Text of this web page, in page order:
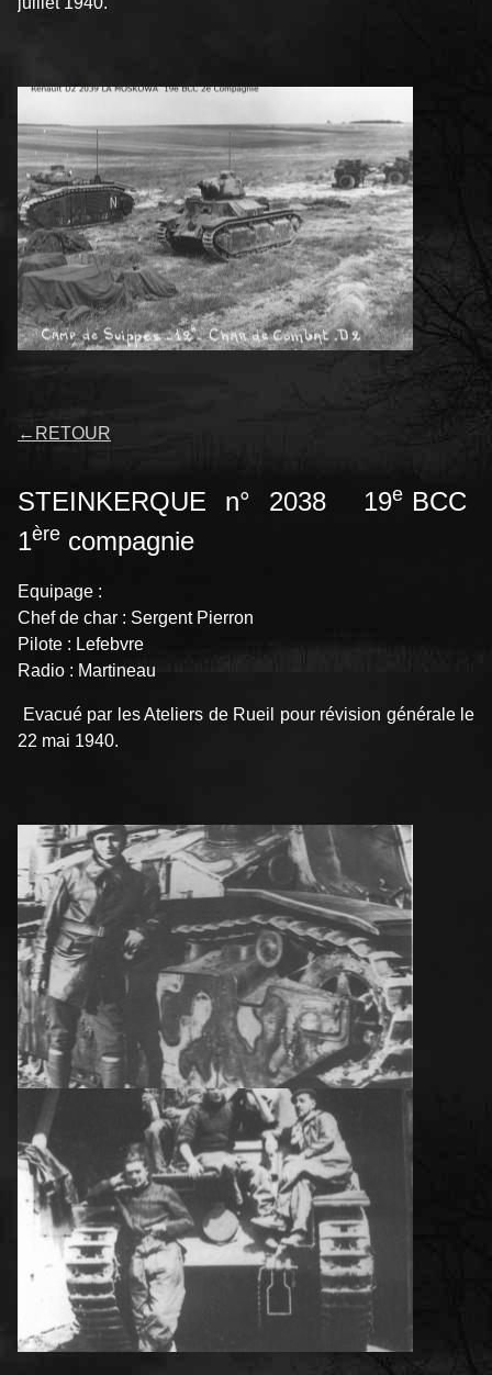
← RETOUR
STEINKERQUE n° 2038 19eBCC
1ère compagnie
Equipage :
Chef de char : Sergent Pierron
Pilote : Lefebvre
Radio : Martineau
Evacué par les Ateliers de Rueil pour révision générale le
22 mai 1940.